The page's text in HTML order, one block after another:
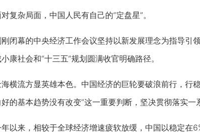
杂局面，中国人民有自己的“定盘星”。
幕的中央经济工作会议坚持以新发展理念为指导引
康社会和“十三五”规划圆满收官明确路径。
流方显英雄本色。中国经济的巨轮要破浪前行，行稳
的基本趋势没有改变”这一重要判断，坚决贯彻落实一
来，相较于全球经济增速疲软放缓，中国以稳定在